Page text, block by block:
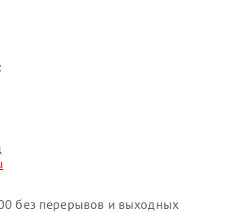
без перерывов и выходных